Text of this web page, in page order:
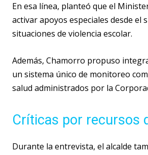
En esa línea, planteó que el
activar apoyos especiales desde
situaciones de violencia escolar.
Además, Chamorro propuso
un sistema único de monitoreo
salud administrados por la
Críticas por recursos
Durante la entrevista, el alcalde